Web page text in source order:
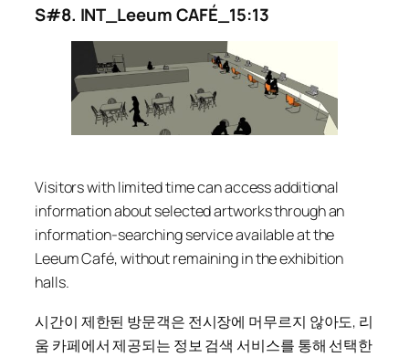
S#8. INT_Leeum CAFÉ_15:13
Visitors with limited time can access additional
information about selected artworks through an
information-searching service available at the
Leeum Café, without remaining in the exhibition
halls.
시간이 제한된 방문객은 전시장에 머무르지 않아도, 리
움 카페에서 제공되는 정보 검색 서비스를 통해 선택한